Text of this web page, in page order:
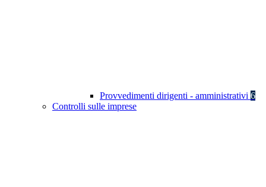
Provvedimenti dirigenti - amministrativi 6
Controlli sulle imprese